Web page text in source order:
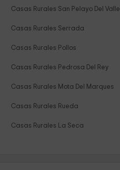
Casas Rurales San Pelayo Del Valle
Casas Rurales Serrada
Casas Rurales Pollos
Casas Rurales Pedrosa Del Rey
Casas Rurales Mota Del Marques
Casas Rurales Rueda
Casas Rurales La Seca